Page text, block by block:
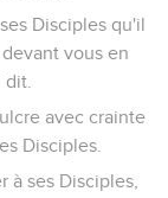
Disciples qu'il
vous en
avec crainte
Disciples.
à ses Disciples,